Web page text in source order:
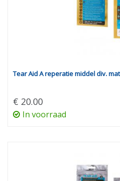
Tear Aid A reperatie middel div.
€ 20.00
In voorraad